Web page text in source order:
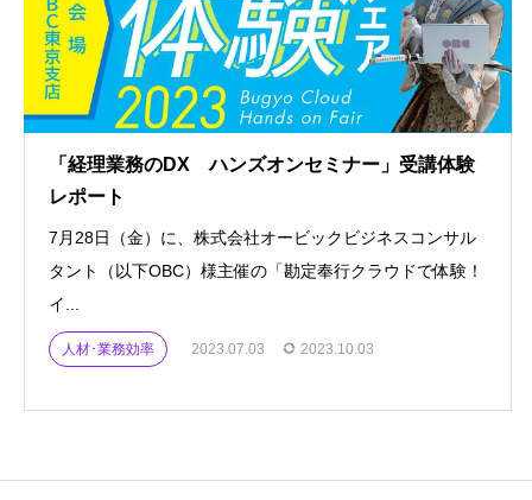
「経理業務のDX ハンズオンセミナー」受講体験
レポート
7月28日（金）に、株式会社オービックビジネスコンサル
タント（以下OBC）様主催の「勘定奉行クラウドで体験！
イ...
人材･業務効率 2023.07.03 2023.10.03